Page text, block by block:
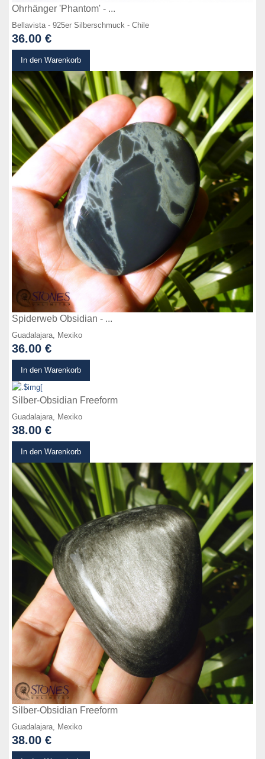
Ohrhänger 'Phantom' - ...
Bellavista - 925er Silberschmuck - Chile
36.00 €
In den Warenkorb
Spiderweb Obsidian - ...
Guadalajara, Mexiko
36.00 €
In den Warenkorb
Silber-Obsidian Freeform
Guadalajara, Mexiko
38.00 €
In den Warenkorb
Silber-Obsidian Freeform
Guadalajara, Mexiko
38.00 €